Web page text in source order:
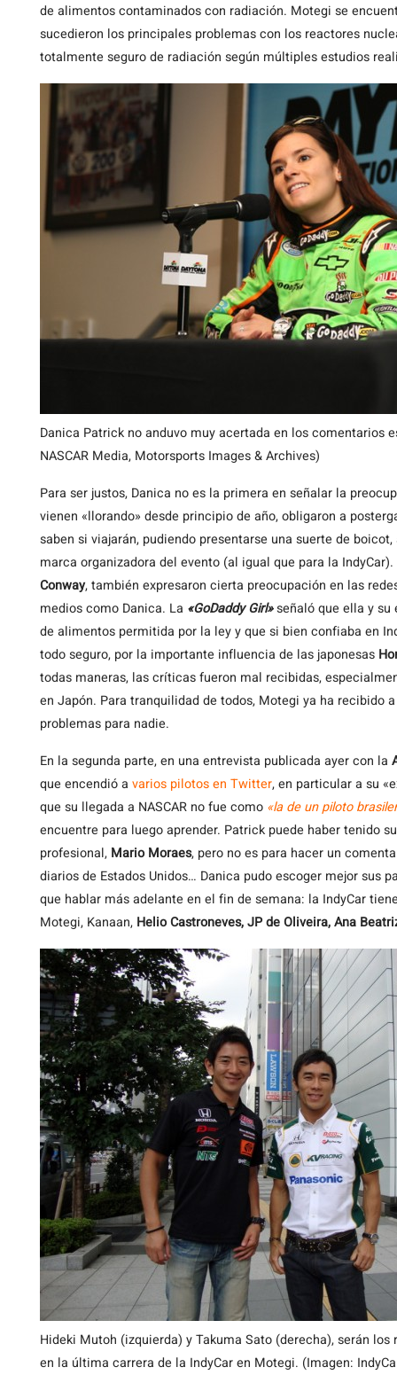
de alimentos contaminados con radiación. Motegi se
sucedieron los principales problemas con los reactores
totalmente seguro de radiación según múltiples estudios
Danica Patrick no anduvo muy acertada en los comentarios
NASCAR Media, Motorsports Images & Archives)
Para ser justos, Danica no es la primera en señalar la
vienen «llorando» desde principio de año, obligaron a
saben si viajarán, pudiendo presentarse una suerte de
marca organizadora del evento (al igual que para la
Conway, también expresaron cierta preocupación en las
medios como Danica. La «GoDaddy Girl»señaló que ella y su
de alimentos permitida por la ley y que si bien confiaba en
todo seguro, por la importante influencia de las japonesas
todas maneras, las críticas fueron mal recibidas,
en Japón. Para tranquilidad de todos, Motegi ya ha recibido
problemas para nadie.
En la segunda parte, en una entrevista publicada ayer con la
que encendió a varios pilotos en Twitter, en particular a su
que su llegada a NASCAR no fue como «la de un piloto
encuentre para luego aprender. Patrick puede haber tenido
profesional, Mario Moraes, pero no es para hacer un
diarios de Estados Unidos… Danica pudo escoger mejor sus
que hablar más adelante en el fin de semana: la IndyCar
Motegi, Kanaan, Helio Castroneves, JP de Oliveira, Ana
Hideki Mutoh (izquierda) y Takuma Sato (derecha), serán los
en la última carrera de la IndyCar en Motegi. (Imagen: